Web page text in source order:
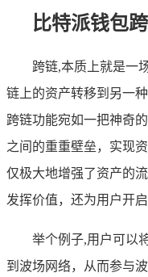
比特派钱包
跨链,本质上就是一
链上的资产转移到另一
跨链功能宛如一把神奇
之间的重重壁垒，实现
仅极大地增强了资产的
发挥价值，还为用户开
举个例子,用户可以
到波场网络，从而参与